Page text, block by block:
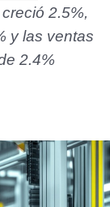
2.5%,
y las ventas
2.4%